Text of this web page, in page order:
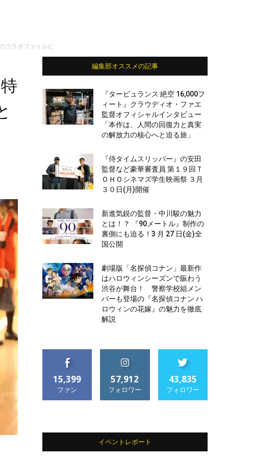
コラボファイルに
編集部オススメの記事
『タービュランス 絶空 16,000フ
ィート』クラウディオ・ファエ
監督オフィシャルインタビュー
「本作は、人間の回復力と真実
の解放力の核心へと迫る旅」
『侍タイムスリッパー』の安田
監督など豪華審査員 第１９回Ｔ
ＯＨＯシネマズ学生映画祭 ３月
３０日(月)開催
新進気鋭の監督・中川駿の魅力
とは！？ 『90メートル』制作の
裏側にも迫る！3 月 27 日(金)全
国公開
劇場版「名探偵コナン」最新作
はハロウィンシーズンで賑わう
渋谷が舞台！ 警察学校組メン
バーも登場の『名探偵コナン ハ
ロウィンの花嫁』の魅力を徹底
解説
15,399
ファン
57,912
フォロワー
43,835
フォロワー
イベントレポート